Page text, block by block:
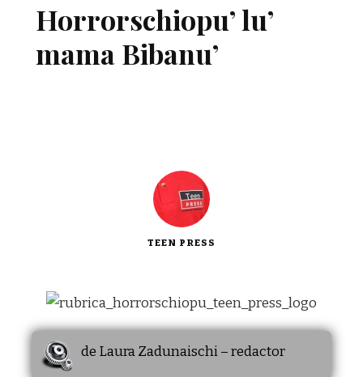
Horrorschiopu’ lu’
mama Bibanu’
TEEN PRESS
de Laura Zadunaischi – redactor